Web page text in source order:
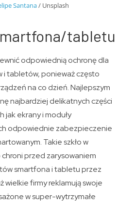
Santana/ Unsplash
tabletu
odpowiednią ochronę dla
i tabletów, ponieważ często
na co dzień. Najlepszym
najbardziej delikatnych części
jak ekrany i moduły
odpowiednie zabezpieczenie
Takie szkło w
przed zarysowaniem
smartfona i tabletu przez
wielkie firmy reklamują swoje
w super-wytrzymałe